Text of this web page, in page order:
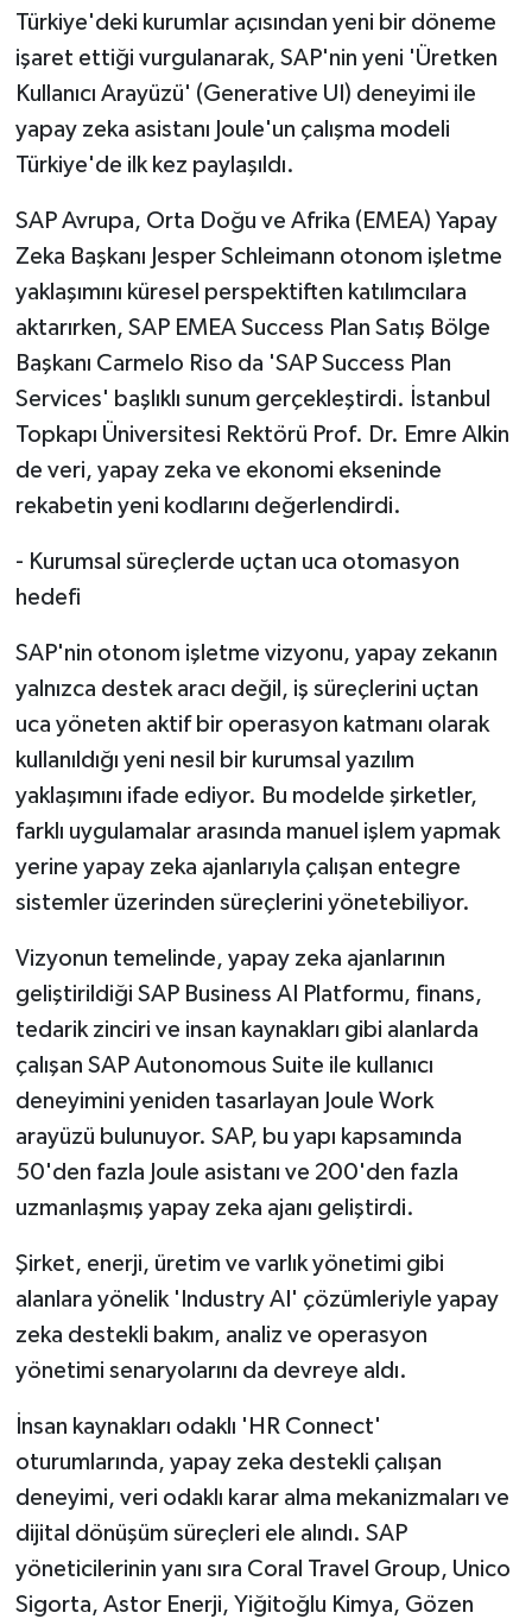
Türkiye'deki kurumlar açısından yeni bir döneme
işaret ettiği vurgulanarak, SAP'nin yeni 'Üretken
Kullanıcı Arayüzü' (Generative UI) deneyimi ile
yapay zeka asistanı Joule'un çalışma modeli
Türkiye'de ilk kez paylaşıldı.
SAP Avrupa, Orta Doğu ve Afrika (EMEA) Yapay
Zeka Başkanı Jesper Schleimann otonom işletme
yaklaşımını küresel perspektiften katılımcılara
aktarırken, SAP EMEA Success Plan Satış Bölge
Başkanı Carmelo Riso da 'SAP Success Plan
Services' başlıklı sunum gerçekleştirdi. İstanbul
Topkapı Üniversitesi Rektörü Prof. Dr. Emre Alkin
de veri, yapay zeka ve ekonomi ekseninde
rekabetin yeni kodlarını değerlendirdi.
- Kurumsal süreçlerde uçtan uca otomasyon
hedefi
SAP'nin otonom işletme vizyonu, yapay zekanın
yalnızca destek aracı değil, iş süreçlerini uçtan
uca yöneten aktif bir operasyon katmanı olarak
kullanıldığı yeni nesil bir kurumsal yazılım
yaklaşımını ifade ediyor. Bu modelde şirketler,
farklı uygulamalar arasında manuel işlem yapmak
yerine yapay zeka ajanlarıyla çalışan entegre
sistemler üzerinden süreçlerini yönetebiliyor.
Vizyonun temelinde, yapay zeka ajanlarının
geliştirildiği SAP Business AI Platformu, finans,
tedarik zinciri ve insan kaynakları gibi alanlarda
çalışan SAP Autonomous Suite ile kullanıcı
deneyimini yeniden tasarlayan Joule Work
arayüzü bulunuyor. SAP, bu yapı kapsamında
50'den fazla Joule asistanı ve 200'den fazla
uzmanlaşmış yapay zeka ajanı geliştirdi.
Şirket, enerji, üretim ve varlık yönetimi gibi
alanlara yönelik 'Industry AI' çözümleriyle yapay
zeka destekli bakım, analiz ve operasyon
yönetimi senaryolarını da devreye aldı.
İnsan kaynakları odaklı 'HR Connect'
oturumlarında, yapay zeka destekli çalışan
deneyimi, veri odaklı karar alma mekanizmaları ve
dijital dönüşüm süreçleri ele alındı. SAP
yöneticilerinin yanı sıra Coral Travel Group, Unico
Sigorta, Astor Enerji, Yiğitoğlu Kimya, Gözen